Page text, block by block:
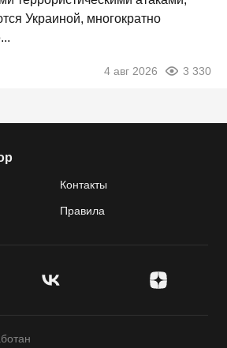
Украиной, многократно
4 авг 2026 3 330
Контакты
Правила